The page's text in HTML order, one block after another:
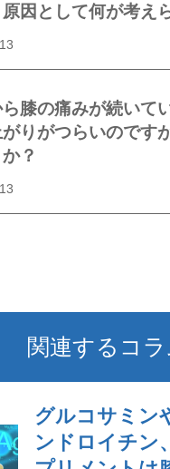
因として何が考え
膝の痛みが続いて
りがつらいのです
？
関連するコラ
グルコサミン
ンドロイチン